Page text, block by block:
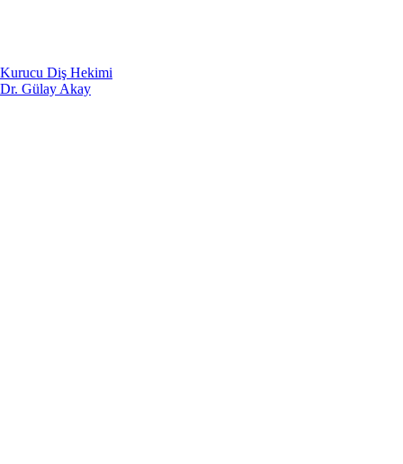
Kurucu Diş Hekimi
Dr. Gülay Akay